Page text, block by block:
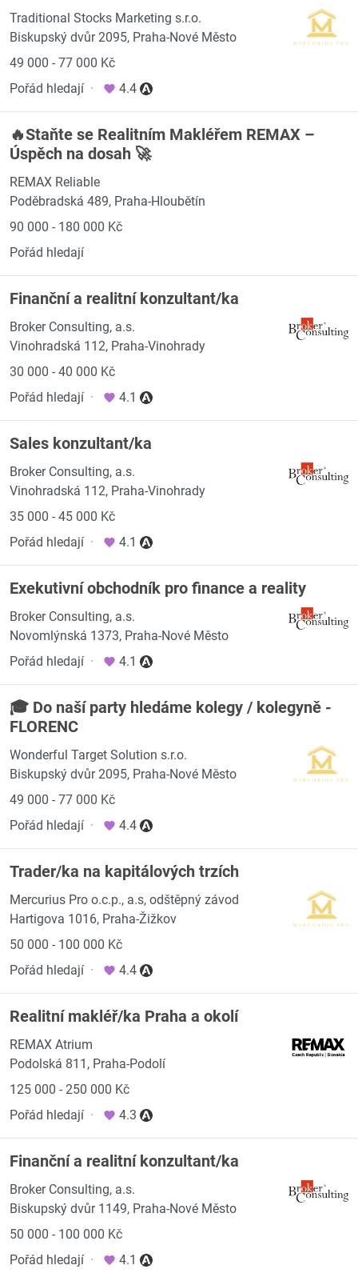
Traditional Stocks Marketing s.r.o.
Biskupský dvůr 2095, Praha-Nové Město
49 000 - 77 000 Kč
Pořád hledají · 4.4
🔥Staňte se Realitním Makléřem REMAX –
Úspěch na dosah 🚀
REMAX Reliable
Poděbradská 489, Praha-Hloubětín
90 000 - 180 000 Kč
Pořád hledají
Finanční a realitní konzultant/ka
Broker Consulting, a.s.
Vinohradská 112, Praha-Vinohrady
30 000 - 40 000 Kč
Pořád hledají · 4.1
Sales konzultant/ka
Broker Consulting, a.s.
Vinohradská 112, Praha-Vinohrady
35 000 - 45 000 Kč
Pořád hledají · 4.1
Exekutivní obchodník pro finance a reality
Broker Consulting, a.s.
Novomlýnská 1373, Praha-Nové Město
Pořád hledají · 4.1
🎓 Do naší party hledáme kolegy / kolegyně -
FLORENC
Wonderful Target Solution s.r.o.
Biskupský dvůr 2095, Praha-Nové Město
49 000 - 77 000 Kč
Pořád hledají · 4.4
Trader/ka na kapitálových trzích
Mercurius Pro o.c.p., a.s, odštěpný závod
Hartigova 1016, Praha-Žižkov
50 000 - 100 000 Kč
Pořád hledají · 4.4
Realitní makléř/ka Praha a okolí
REMAX Atrium
Podolská 811, Praha-Podolí
125 000 - 250 000 Kč
Pořád hledají · 4.3
Finanční a realitní konzultant/ka
Broker Consulting, a.s.
Biskupský dvůr 1149, Praha-Nové Město
50 000 - 100 000 Kč
Pořád hledají · 4.1